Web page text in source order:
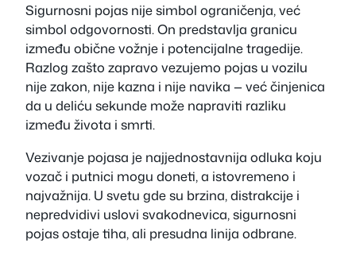
Sigurnosni pojas nije simbol ograničenja, već
simbol odgovornosti. On predstavlja granicu
između obične vožnje i potencijalne tragedije.
Razlog zašto zapravo vezujemo pojas u vozilu
nije zakon, nije kazna i nije navika — već činjenica
da u deliću sekunde može napraviti razliku
između života i smrti.
Vezivanje pojasa je najjednostavnija odluka koju
vozač i putnici mogu doneti, a istovremeno i
najvažnija. U svetu gde su brzina, distrakcije i
nepredvidivi uslovi svakodnevica, sigurnosni
pojas ostaje tiha, ali presudna linija odbrane.